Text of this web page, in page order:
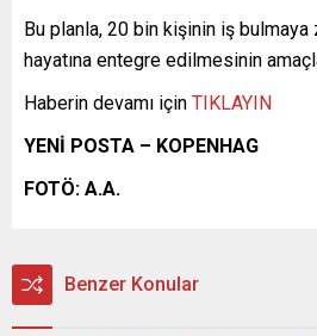
Bu planla, 20 bin kişinin iş bulmaya
hayatına entegre edilmesinin
Haberin devamı için TIKLAYIN
YENİ POSTA – KOPENHAG
FOTÖ: A.A.
Benzer Konular